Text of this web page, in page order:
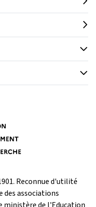
Reconnue d'utilité
des associations